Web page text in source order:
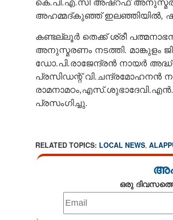
CARTOONS
CONTACT US
കെ.പി.എ.സി അഷ്‌റഫ്‌
അഹമ്മദ്കുഞ്ഞ് ഇലഞ്ഞിയിൽ,
കണ്ടല്ലൂർ തെക്ക് ശ്രീ
അനുസ്മരണം നടത്തി. മാങ്കുളം
ഡോ.പി.രാജേന്ദ്രൻ നായർ
പ്രസിഡന്റ് വി.ചന്ദ്രമോഹനൻ
പ്രസംഗിച്ചു.
RELATED TOPICS: LOCAL NEWS,
ഒരു